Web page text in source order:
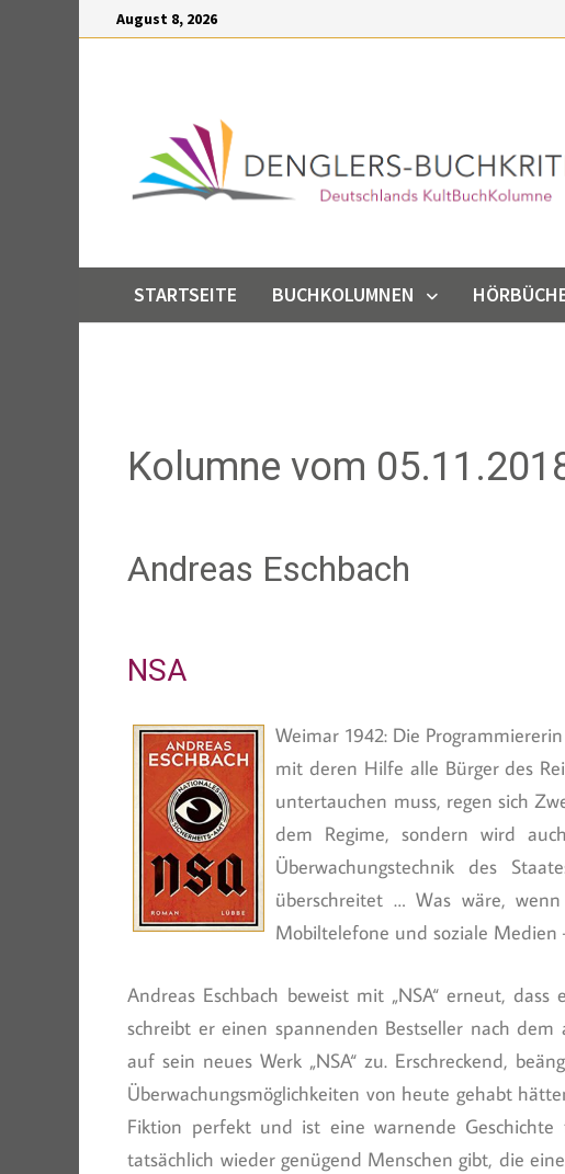
August 8, 2026
STARTSEITE BUCHKOLUMNEN
Kolumne vom
Andreas Eschbach
NSA
Weimar 1942: Die
mit deren Hilfe alle Bürger des
untertauchen muss, regen sich
dem Regime, sondern wird
Überwachungstechnik des
überschreitet … Was wäre,
Mobiltelefone und soziale
Andreas Eschbach beweist mit „NSA“ erneut,
schreibt er einen spannenden Bestseller nach
auf sein neues Werk „NSA“ zu. Erschreckend,
Überwachungsmöglichkeiten von heute gehabt
Fiktion perfekt und ist eine warnende
tatsächlich wieder genügend Menschen gibt, die